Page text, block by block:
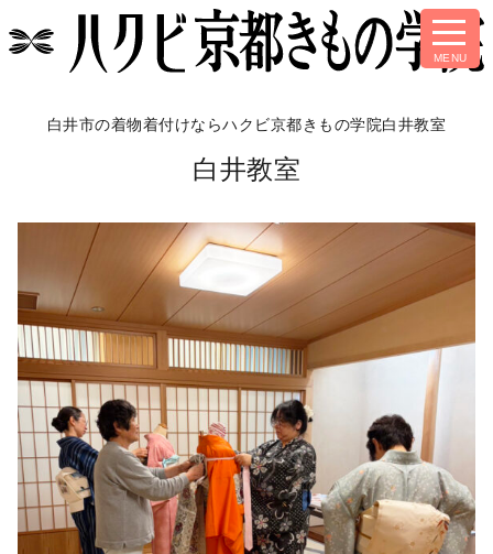
白井市の着物着付けならハクビ京都きもの学院白井教室
白井教室